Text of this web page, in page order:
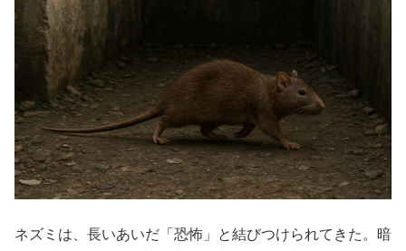
ネズミは、長いあいだ「恐怖」と結びつけられてきた。暗